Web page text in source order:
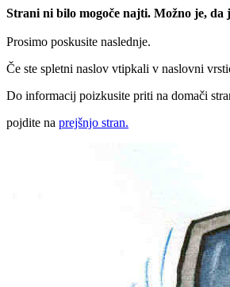
Strani ni bilo mogoče najti. Možno je, da
Prosimo poskusite naslednje.
Če ste spletni naslov vtipkali v naslovni
Do informacij poizkusite priti na domači
pojdite na prejšnjo stran.